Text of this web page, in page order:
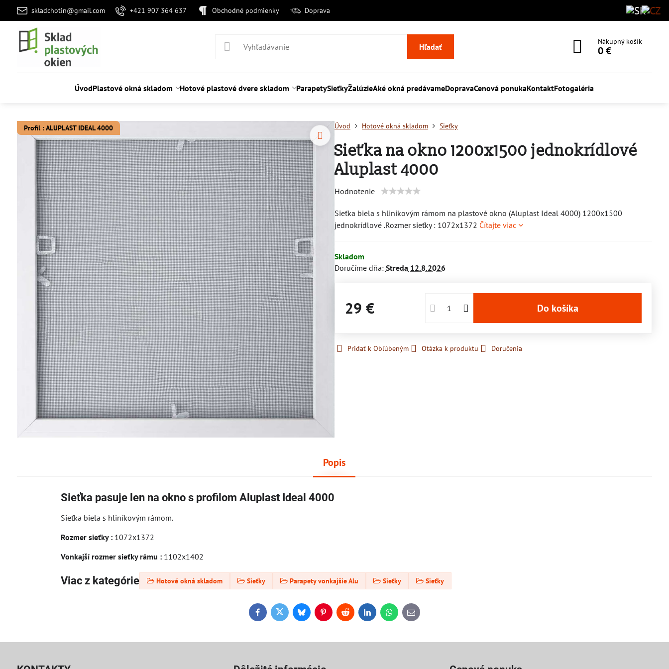
skladchotin@gmail.com +421 907 364 637 Obchodné podmienky Doprava
Hľadať
Nákupný košík
0 €
ÚvodPlastové okná skladom Hotové plastové dvere skladom ParapetySieťkyŽalúzieAké okná predávameDopravaCenová ponukaKontaktFotogaléria
Profil : ALUPLAST IDEAL 4000 Úvod Hotové okná skladom Sieťky
Sieťka na okno 1200x1500 jednokrídlové
Aluplast 4000
Hodnotenie
Sieťka biela s hliníkovým rámom na plastové okno (Aluplast Ideal 4000) 1200x1500
jednokrídlové .Rozmer sieťky : 1072x1372 Čítajte viac
Skladom
Doručíme dňa: Streda12.8.2026
29 € Do košíka
Pridať k Obľúbeným Otázka k produktu Doručenia
Popis
Sieťka pasuje len na okno s profilom Aluplast Ideal 4000
Sieťka biela s hliníkovým rámom.
Rozmer sieťky : 1072x1372
Vonkajší rozmer sieťky rámu :1102x1402
Viac z kategórie Hotové okná skladom Sieťky Parapety vonkajšie Alu Sieťky Sieťky
FacebookTwitterBlueskyPinterestRedditLinkedInWhatsApp
E-
mail